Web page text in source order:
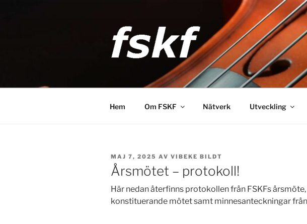
FSKF
Föreningen Storstockholms kultur- och fritidschefer
Hem Om FSKF Nätverk Utveckling
PUBLICERAT
MAJ 7, 2025 AV VIBEKE BILDT
Årsmötet – protokoll!
Här nedan återfinns protokollen från FSKFs
konstituerande mötet samt minnesanteckningar